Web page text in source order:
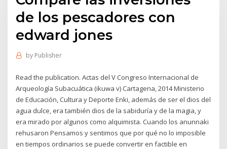
de los pescadores con
edward jones
by Publisher
Read the publication. Actas del V Congreso Internacional de
Arqueología Subacuática (ikuwa v) Cartagena, 2014 Ministerio
de Educación, Cultura y Deporte Enki, además de ser el dios del
agua dulce, era también dios de la sabiduría y de la magia, y
era mirado por algunos como alquimista. Cuando los anunnaki
rehusaron Pensamos y sentimos que por qué no lo imposible
en tiempos ordinarios se puede convertir en factible en